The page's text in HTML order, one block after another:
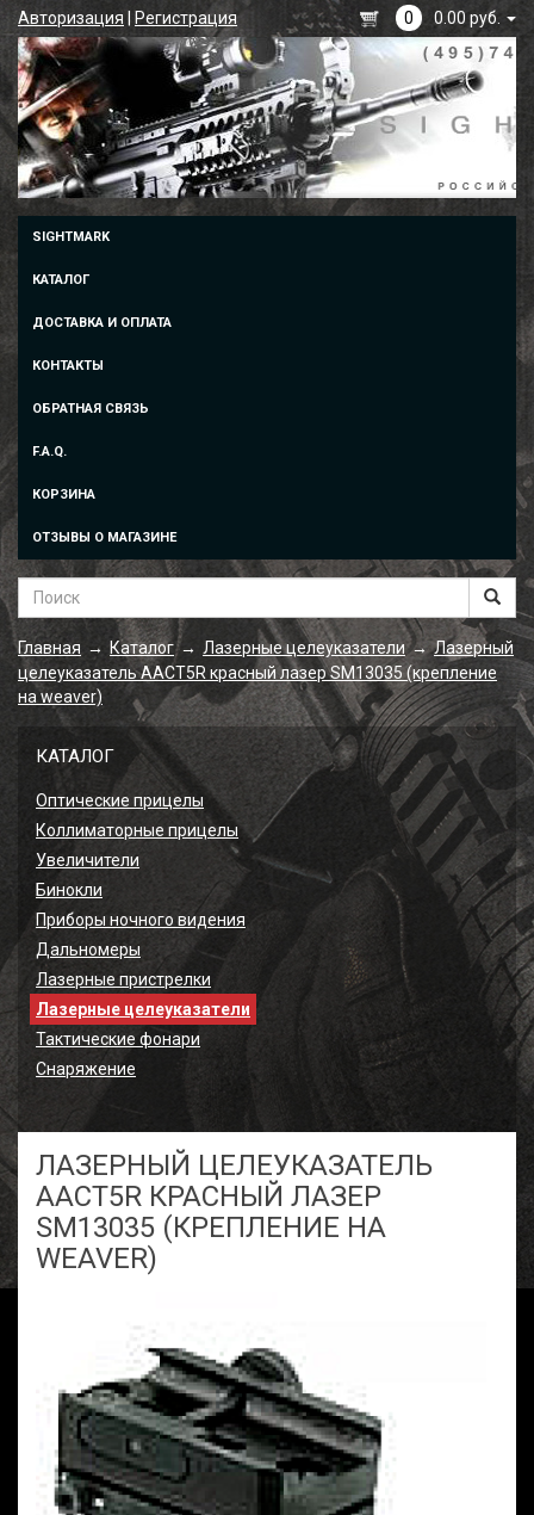
Авторизация Регистрация 0 0.00 руб.
SIGHTMARK
КАТАЛОГ
ДОСТАВКА И ОПЛАТА
КОНТАКТЫ
ОБРАТНАЯ СВЯЗЬ
F.A.Q.
КОРЗИНА
ОТЗЫВЫ О МАГАЗИНЕ
Главная → Каталог → Лазерные целеуказатели → Лазерный
целеуказатель AACT5R красный лазер SM13035 (крепление
на weaver)
КАТАЛОГ
Оптические прицелы
Коллиматорные прицелы
Увеличители
Бинокли
Приборы ночного видения
Дальномеры
Лазерные пристрелки
Лазерные целеуказатели
Тактические фонари
Снаряжение
ЛАЗЕРНЫЙ ЦЕЛЕУКАЗАТЕЛЬ
AACT5R КРАСНЫЙ ЛАЗЕР
SM13035 (КРЕПЛЕНИЕ НА
WEAVER)